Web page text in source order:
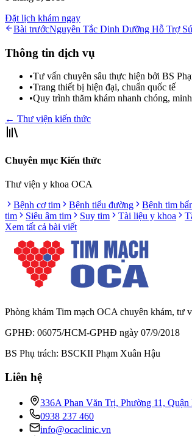
Đặt lịch khám ngay
Bài trướcNguyên Tắc Dinh Dưỡng Hỗ Trợ
Thông tin dịch vụ
•Tư vấn chuyên sâu thực hiện bởi BS
•Trang thiết bị hiện đại, chuẩn quốc tế
•Quy trình thăm khám nhanh chóng,
← Thư viện kiến thức
Chuyên mục Kiến thức
Thư viện y khoa OCA
Bệnh cơ tim
Bệnh tiểu đường Bệnh tim
tim
Siêu âm tim Suy tim Tài liệu y khoa
Xem tất cả bài viết
Phòng khám Tim mạch OCA chuyên khám, tư
GPHĐ: 06075/HCM-GPHĐ ngày 07/9/2018
BS Phụ trách: BSCKII Phạm Xuân Hậu
Liên hệ
336A Phan Văn Trị, Phường 11,
0938 237 460
info@ocaclinic.vn